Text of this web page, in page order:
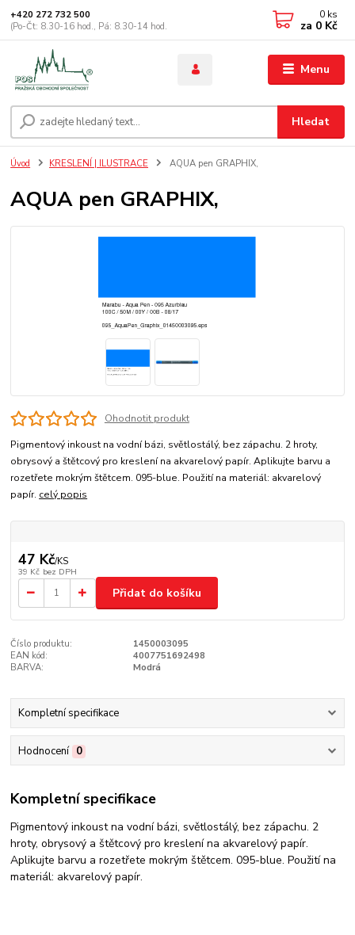
Menu
Hledat
+420 272 732 500
(Po-Čt: 8.30-16 hod., Pá: 8.30-14 hod.
0 ks
za 0 Kč
Úvod KRESLENÍ | ILUSTRACE AQUA pen GRAPHIX,
AQUA pen GRAPHIX,
Ohodnotit produkt
Pigmentový inkoust na vodní bázi, světlostálý, bez zápachu. 2 hroty,
obrysový a štětcový pro kreslení na akvarelový papír. Aplikujte barvu a
rozetřete mokrým štětcem. 095-blue. Použití na materiál: akvarelový
papír. celý popis
47 Kč/KS
39 Kč bez DPH
Přidat do košíku
Číslo produktu:
1450003095
EAN kód:
4007751692498
BARVA:
Modrá
Kompletní specifikace
Hodnocení 0
Kompletní specifikace
Pigmentový inkoust na vodní bázi, světlostálý, bez zápachu. 2
hroty, obrysový a štětcový pro kreslení na akvarelový papír.
Aplikujte barvu a rozetřete mokrým štětcem. 095-blue. Použití na
materiál: akvarelový papír.